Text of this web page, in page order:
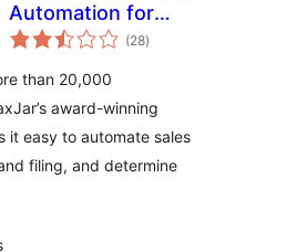
Automation for
WooCommerce
(28कुल
रेटिङ्गहरू
)
than 20,000
award-winning
it easy to automate sales
filing, and determine